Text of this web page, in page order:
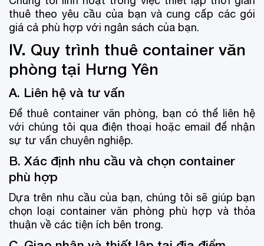
thuê theo yêu cầu của bạn và cung cấp các gói
giá cả phù hợp với ngân sách của bạn.
IV. Quy trình thuê container văn
phòng tại Hưng Yên
A. Liên hệ và tư vấn
Để thuê container văn phòng, bạn có thể liên hệ
với chúng tôi qua điện thoại hoặc email để nhận
sự tư vấn chuyên nghiệp.
B. Xác định nhu cầu và chọn container
phù hợp
Dựa trên nhu cầu của bạn, chúng tôi sẽ giúp bạn
chọn loại container văn phòng phù hợp và thỏa
thuận về các tiện ích bên trong.